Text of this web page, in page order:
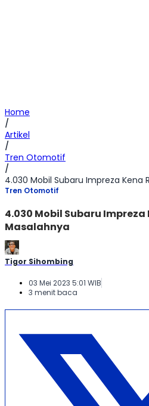
Home
/
Artikel
/
Tren Otomotif
/
4.030 Mobil Subaru Impreza Kena
Tren Otomotif
4.030 Mobil Subaru Impreza
Masalahnya
Tigor Sihombing
03 Mei 2023 5:01 WIB
3 menit baca